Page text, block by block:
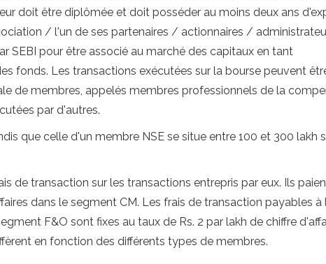
doit être diplômée et doit posséder au moins deux ans
/ l'un de ses partenaires / actionnaires /
SEBI pour être associé au marché des capitaux en tant
fonds. Les transactions exécutées sur la bourse peuvent
de membres, appelés membres professionnels de la
par d'autres.
que celle d'un membre NSE se situe entre 100 et 300 lakh
de transaction sur les transactions entrepris par eux. Ils
dans le segment CM. Les frais de transaction payables à
F&O sont fixes au taux de Rs. 2 par lakh de chiffre
en fonction des différents types de membres.